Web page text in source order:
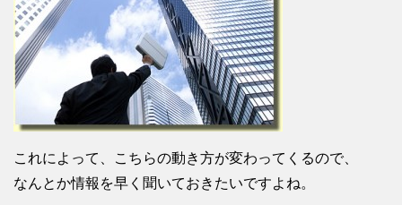
これによって、こちらの動き方が変わってくるので、
なんとか情報を早く聞いておきたいですよね。